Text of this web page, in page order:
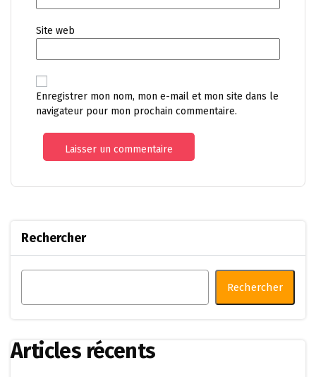
Site web
Enregistrer mon nom, mon e-mail et mon site dans le
navigateur pour mon prochain commentaire.
Rechercher
Rechercher
Articles récents